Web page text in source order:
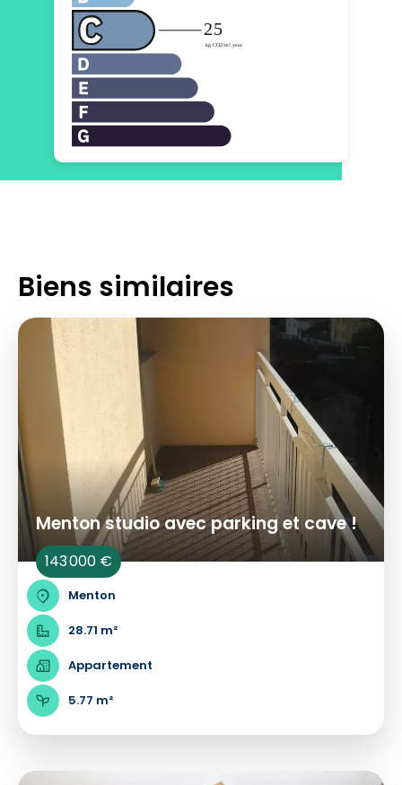
Biens similaires
Menton studio avec parking et cave !
143 000 €
Menton
28.71 m²
Appartement
5.77 m²